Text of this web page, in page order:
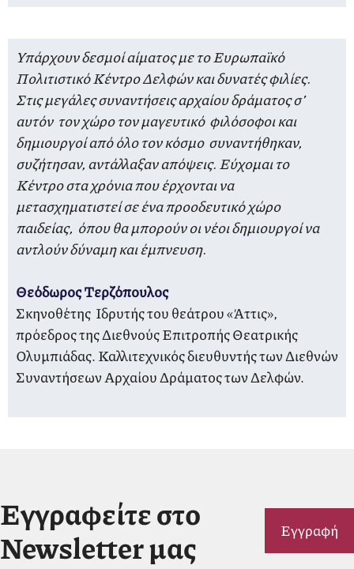
Υπάρχουν δεσμοί αίματος με το Ευρωπαϊκό
Πολιτιστικό Κέντρο Δελφών και δυνατές φιλίες.
Στις μεγάλες συναντήσεις αρχαίου δράματος σ’
αυτόν τον χώρο τον μαγευτικό φιλόσοφοι και
δημιουργοί από όλο τον κόσμο συναντήθηκαν,
συζήτησαν, αντάλλαξαν απόψεις. Εύχομαι το
Κέντρο στα χρόνια που έρχονται να
μετασχηματιστεί σε ένα προοδευτικό χώρο
παιδείας, όπου θα μπορούν οι νέοι δημιουργοί να
αντλούν δύναμη και έμπνευση.
Θεόδωρος Τερζόπουλος
Σκηνοθέτης Ιδρυτής του θεάτρου «Άττις»,
πρόεδρος της Διεθνούς Επιτροπής Θεατρικής
Ολυμπιάδας. Καλλιτεχνικός διευθυντής των Διεθνών
Συναντήσεων Αρχαίου Δράματος των Δελφών.
Εγγραφείτε στο
Newsletter μας
Εγγραφή